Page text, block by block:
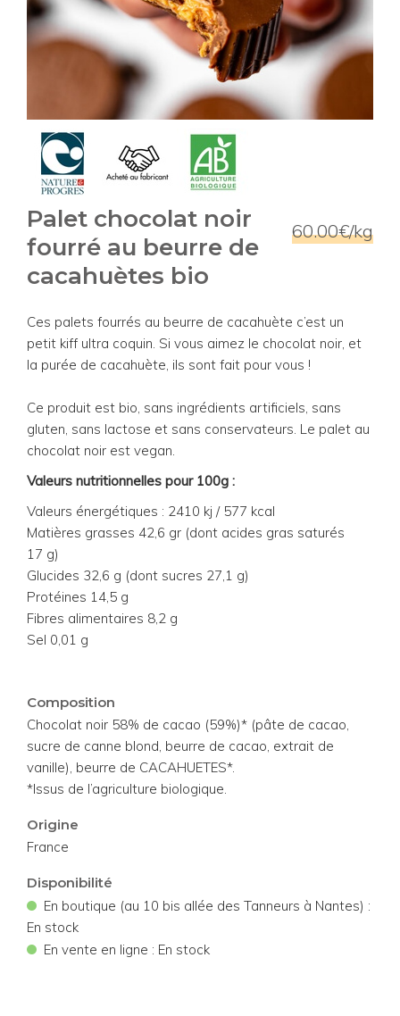
60.00€/kg
Palet chocolat noir
fourré au beurre de
cacahuètes bio
Ces palets fourrés au beurre de cacahuète c’est un
petit kiff ultra coquin. Si vous aimez le chocolat noir, et
la purée de cacahuète, ils sont fait pour vous !
Ce produit est bio, sans ingrédients artificiels, sans
gluten, sans lactose et sans conservateurs. Le palet au
chocolat noir est vegan.
Valeurs nutritionnelles pour 100g :
Valeurs énergétiques : 2410 kj / 577 kcal
Matières grasses 42,6 gr (dont acides gras saturés
17 g)
Glucides 32,6 g (dont sucres 27,1 g)
Protéines 14,5 g
Fibres alimentaires 8,2 g
Sel 0,01 g
Composition
Chocolat noir 58% de cacao (59%)* (pâte de cacao,
sucre de canne blond, beurre de cacao, extrait de
vanille), beurre de CACAHUETES*.
*Issus de l’agriculture biologique.
Origine
France
Disponibilité
• En boutique (au 10 bis allée des Tanneurs à Nantes) :
En stock
• En vente en ligne : En stock